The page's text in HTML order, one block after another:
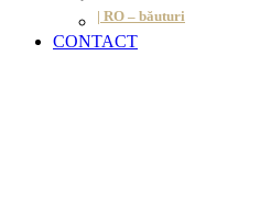
| RO – băuturi
CONTACT